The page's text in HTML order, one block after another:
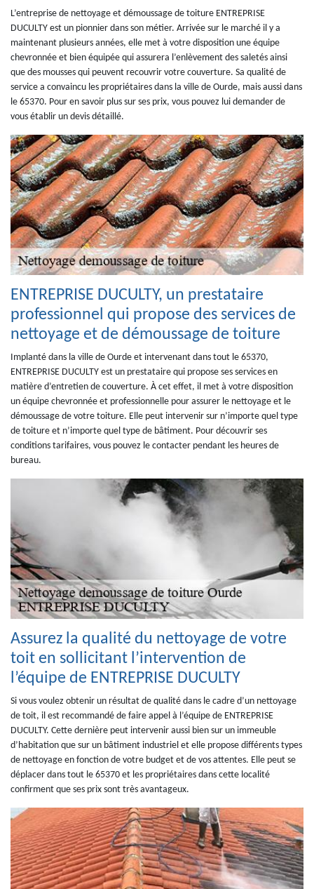
L’entreprise de nettoyage et démoussage de toiture ENTREPRISE
DUCULTY est un pionnier dans son métier. Arrivée sur le marché il y a
maintenant plusieurs années, elle met à votre disposition une équipe
chevronnée et bien équipée qui assurera l’enlèvement des saletés ainsi
que des mousses qui peuvent recouvrir votre couverture. Sa qualité de
service a convaincu les propriétaires dans la ville de Ourde, mais aussi dans
le 65370. Pour en savoir plus sur ses prix, vous pouvez lui demander de
vous établir un devis détaillé.
ENTREPRISE DUCULTY, un prestataire
professionnel qui propose des services de
nettoyage et de démoussage de toiture
Implanté dans la ville de Ourde et intervenant dans tout le 65370,
ENTREPRISE DUCULTY est un prestataire qui propose ses services en
matière d’entretien de couverture. À cet effet, il met à votre disposition
un équipe chevronnée et professionnelle pour assurer le nettoyage et le
démoussage de votre toiture. Elle peut intervenir sur n’importe quel type
de toiture et n’importe quel type de bâtiment. Pour découvrir ses
conditions tarifaires, vous pouvez le contacter pendant les heures de
bureau.
Assurez la qualité du nettoyage de votre
toit en sollicitant l’intervention de
l’équipe de ENTREPRISE DUCULTY
Si vous voulez obtenir un résultat de qualité dans le cadre d’un nettoyage
de toit, il est recommandé de faire appel à l’équipe de ENTREPRISE
DUCULTY. Cette dernière peut intervenir aussi bien sur un immeuble
d’habitation que sur un bâtiment industriel et elle propose différents types
de nettoyage en fonction de votre budget et de vos attentes. Elle peut se
déplacer dans tout le 65370 et les propriétaires dans cette localité
confirment que ses prix sont très avantageux.